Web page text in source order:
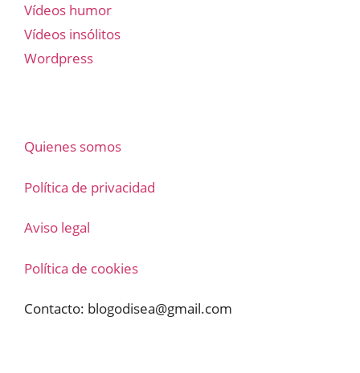
Vídeos humor
Vídeos insólitos
Wordpress
Quienes somos
Política de privacidad
Aviso legal
Política de cookies
Contacto: blogodisea@gmail.com